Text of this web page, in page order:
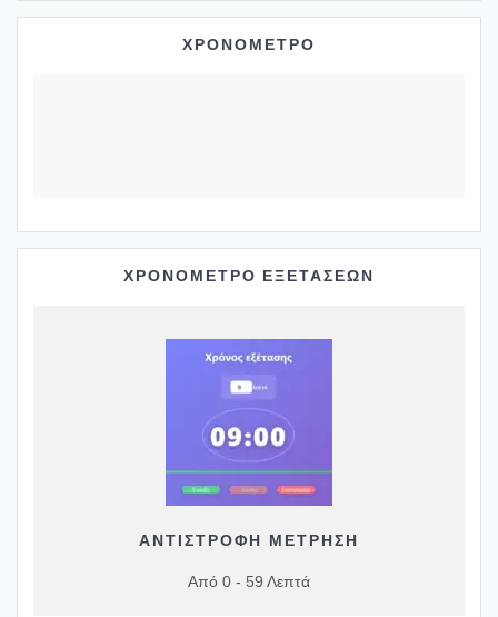
ΧΡΟΝΟΜΕΤΡΟ
ΧΡΟΝΟΜΕΤΡΟ ΕΞΕΤΑΣΕΩΝ
ΑΝΤΙΣΤΡΟΦΗ ΜΕΤΡΗΣΗ
Από 0 - 59 Λεπτά